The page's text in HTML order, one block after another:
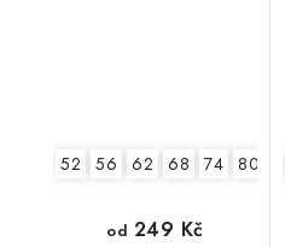
52 56 62 68 74 80
od 249 Kč